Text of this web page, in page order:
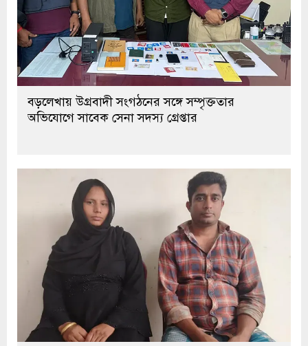
বড়লেখায় উগ্রবাদী সংগঠনের সঙ্গে সম্পৃক্ততার
অভিযোগে সাবেক সেনা সদস্য গ্রেপ্তার